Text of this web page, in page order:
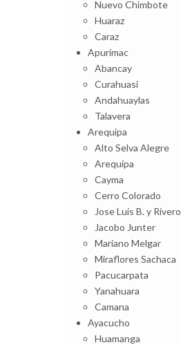
Nuevo Chimbote
Huaraz
Caraz
Apurímac
Abancay
Curahuasi
Andahuaylas
Talavera
Arequipa
Alto Selva Alegre
Arequipa
Cayma
Cerro Colorado
Jose Luis B. y Rivero
Jacobo Junter
Mariano Melgar
Miraflores Sachaca
Pacucarpata
Yanahuara
Camana
Ayacucho
Huamanga